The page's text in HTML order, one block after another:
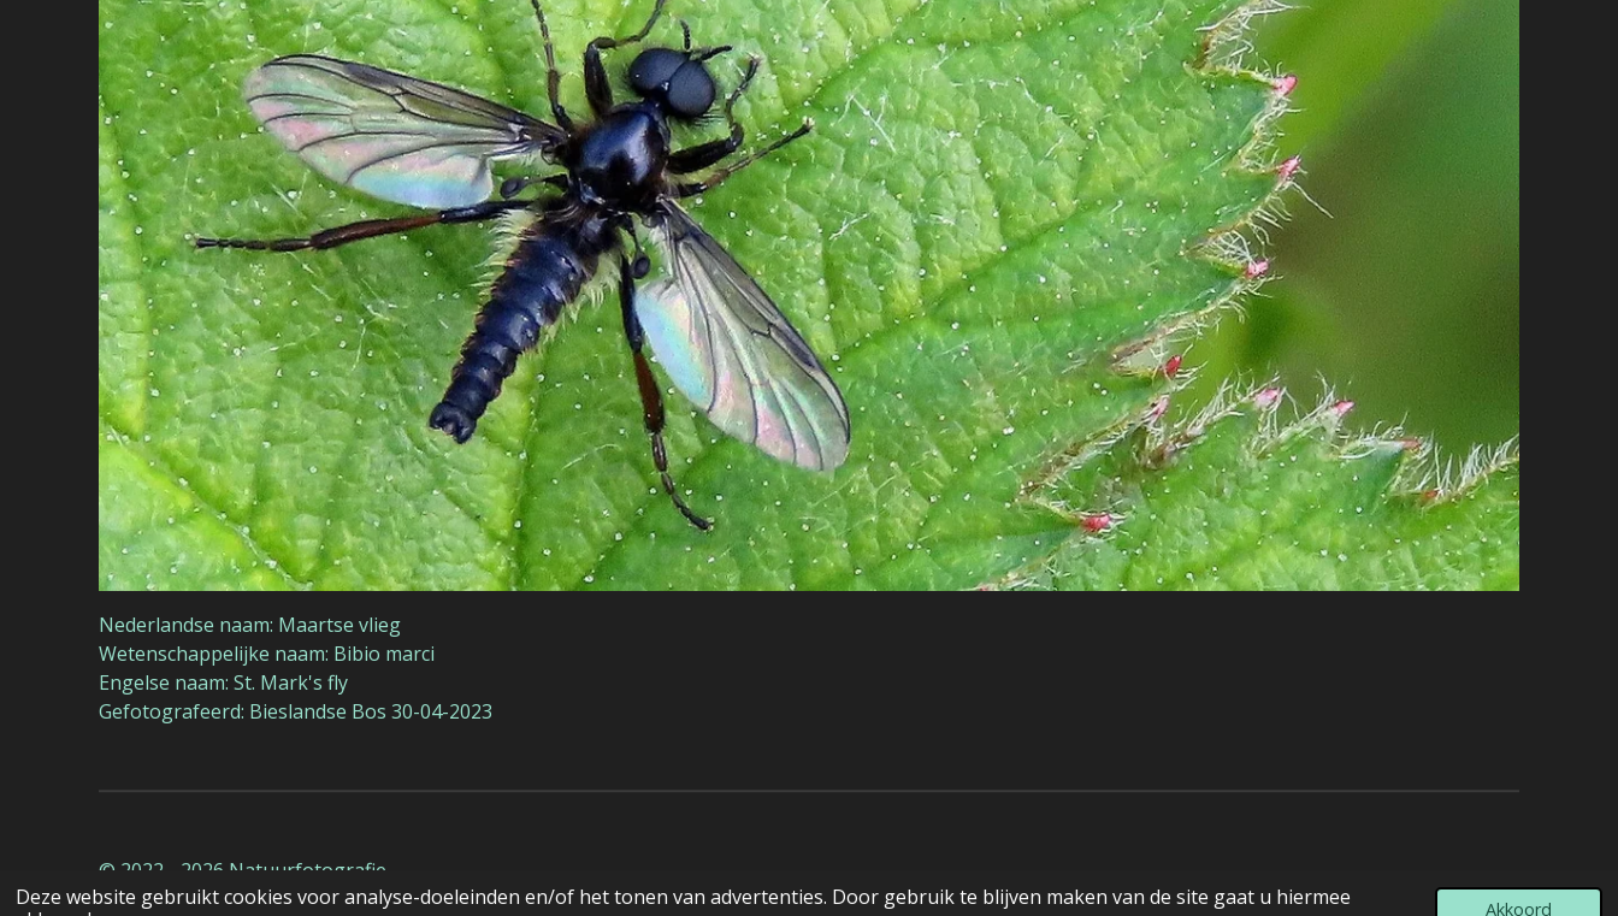
Deze website gebruikt cookies voor analyse-doeleinden en/of het tonen van advertenties. Door gebruik te blijven maken van de site gaat u hiermee
Akkoord
Nederlandse naam: Maartse vlieg
Wetenschappelijke naam: Bibio marci
Engelse naam: St. Mark's fly
Gefotografeerd: Bieslandse Bos 30-04-2023
© 2022 - 2026 Natuurfotografie